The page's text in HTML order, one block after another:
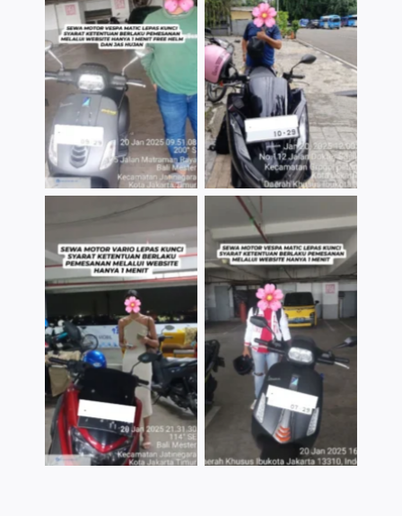
TNo Caption TNo Caption
TNo Caption TNo Caption